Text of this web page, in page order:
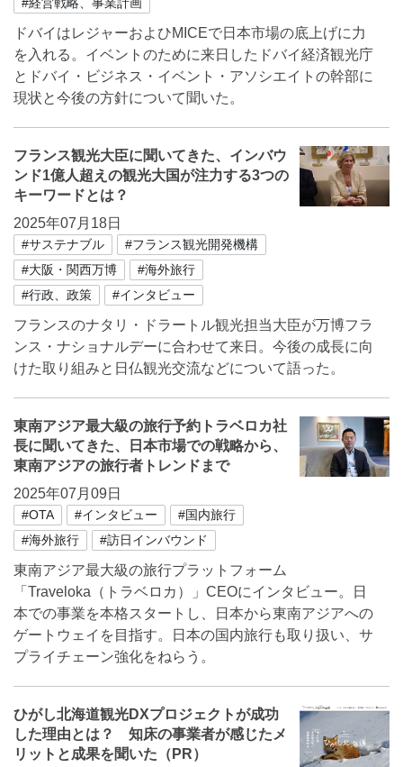
ドバイはレジャーおよひMICEで日本市場の底上げに力
を入れる。イベントのために来日したドバイ経済観光庁
とドバイ・ビジネス・イベント・アソシエイトの幹部に
現状と今後の方針について聞いた。
フランス観光大臣に聞いてきた、インバウ
ンド1億人超えの観光大国が注力する3つの
キーワードとは？
2025年07月18日
#サステナブル
#フランス観光開発機構
#大阪・関西万博
#海外旅行
#行政、政策
#インタビュー
フランスのナタリ・ドラートル観光担当大臣が万博フラ
ンス・ナショナルデーに合わせて来日。今後の成長に向
けた取り組みと日仏観光交流などについて語った。
東南アジア最大級の旅行予約トラベロカ社
長に聞いてきた、日本市場での戦略から、
東南アジアの旅行者トレンドまで
2025年07月09日
#OTA #インタビュー
#国内旅行
#海外旅行
#訪日インバウンド
東南アジア最大級の旅行プラットフォーム
「Traveloka（トラベロカ）」CEOにインタビュー。日
本での事業を本格スタートし、日本から東南アジアへの
ゲートウェイを目指す。日本の国内旅行も取り扱い、サ
プライチェーン強化をねらう。
ひがし北海道観光DXプロジェクトが成功
した理由とは？ 知床の事業者が感じたメ
リットと成果を聞いた（PR）